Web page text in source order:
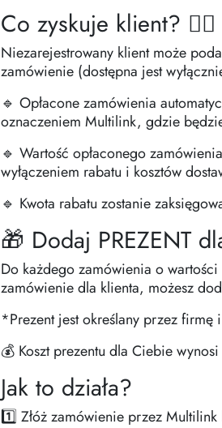
Co zyskuje klient? 👇🏻
Niezarejestrowany klient może
zamówienie (dostępna jest
🔹 Opłacone zamówienia
oznaczeniem Multilink, gdzie
🔹 Wartość opłaconego
wyłączeniem rabatu i kosztów
🔹 Kwota rabatu zostanie
🎁 Dodaj PREZENT
Do każdego zamówienia o
zamówienie dla klienta, możesz
*Prezent jest określany przez firmę
💰 Koszt prezentu dla Ciebie
Jak to działa?
1️⃣ Złóż zamówienie przez